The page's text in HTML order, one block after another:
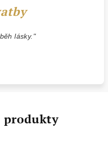
lásky."
produkty